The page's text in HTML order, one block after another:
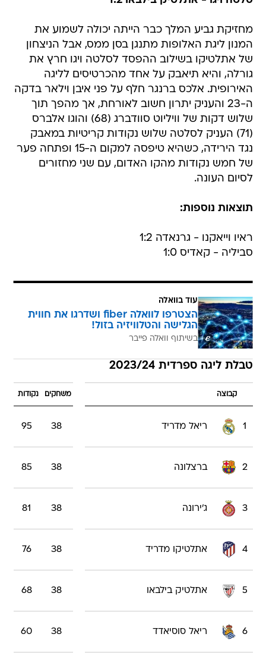
מחזיקת גביע המלך כבר הייתה יכולה לשמוע את
המנון ליגת האלופות מתנגן בסן ממס, אבל הניצחון
של אתלטיקו בשילוב ההפסד לסלטה ויגו חרץ את
גורלה, והיא תיאבק על אחד מהכרטיסים לליגה
האירופית. אלכס ברנגר חלף על פני איבן וילאר בדקה
ה-23 והעניק יתרון חשוב לאורחת, אך מהפך תוך
שלוש דקות של וויליוט סוודברג (68) והוגו אלברס
(71) העניק לסלטה שלוש נקודות קריטיות במאבק
נגד הירידה, כשהיא טיפסה למקום ה-15 ופתחה פער
של חמש נקודות מהקו האדום, עם שני מחזורים
לסיום העונה.
תוצאות נוספות:
ראיו וייאקנו - גרנאדה 1:2
סביליה - קאדיס 1:0
עוד בוואלה
הצטרפו לוואלה fiber ושדרגו את חווית
הגלישה והטלוויזיה בזול!
בשיתוף וואלה פייבר
טבלת ליגה ספרדית 2023/24
קבוצה משחקים נקודות
1 ריאל מדריד 38
95
2 ברצלונה 38
85
3 ג'ירונה 38
81
4 אתלטיקו מדריד 38
76
5 אתלטיק בילבאו 38
68
6 ריאל סוסיאדד 38
60